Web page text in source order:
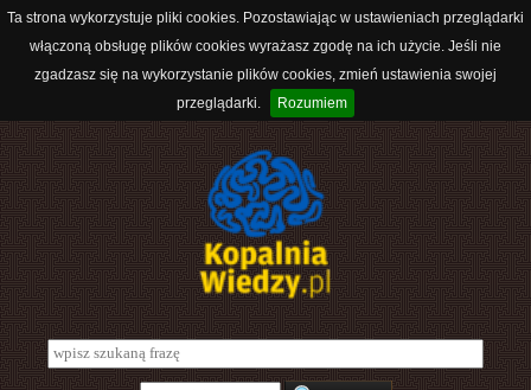
Ta strona wykorzystuje pliki cookies. Pozostawiając w ustawieniach przeglądarki
włączoną obsługę plików cookies wyrażasz zgodę na ich użycie. Jeśli nie
zgadzasz się na wykorzystanie plików cookies, zmień ustawienia swojej
przeglądarki.
Rozumiem